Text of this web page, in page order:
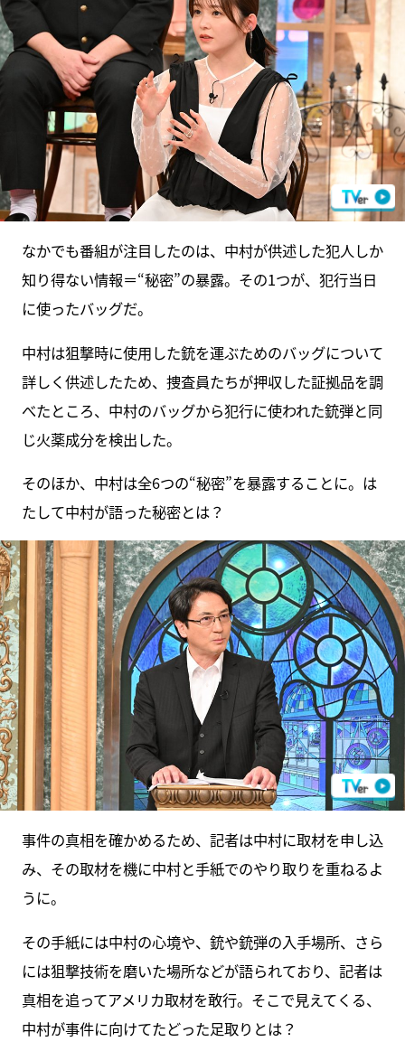
なかでも番組が注目したのは、中村が供述した犯人しか
知り得ない情報＝“秘密”の暴露。その1つが、犯行当日
に使ったバッグだ。
中村は狙撃時に使用した銃を運ぶためのバッグについて
詳しく供述したため、捜査員たちが押収した証拠品を調
べたところ、中村のバッグから犯行に使われた銃弾と同
じ火薬成分を検出した。
そのほか、中村は全6つの“秘密”を暴露することに。は
たして中村が語った秘密とは？
事件の真相を確かめるため、記者は中村に取材を申し込
み、その取材を機に中村と手紙でのやり取りを重ねるよ
うに。
その手紙には中村の心境や、銃や銃弾の入手場所、さら
には狙撃技術を磨いた場所などが語られており、記者は
真相を追ってアメリカ取材を敢行。そこで見えてくる、
中村が事件に向けてたどった足取りとは？